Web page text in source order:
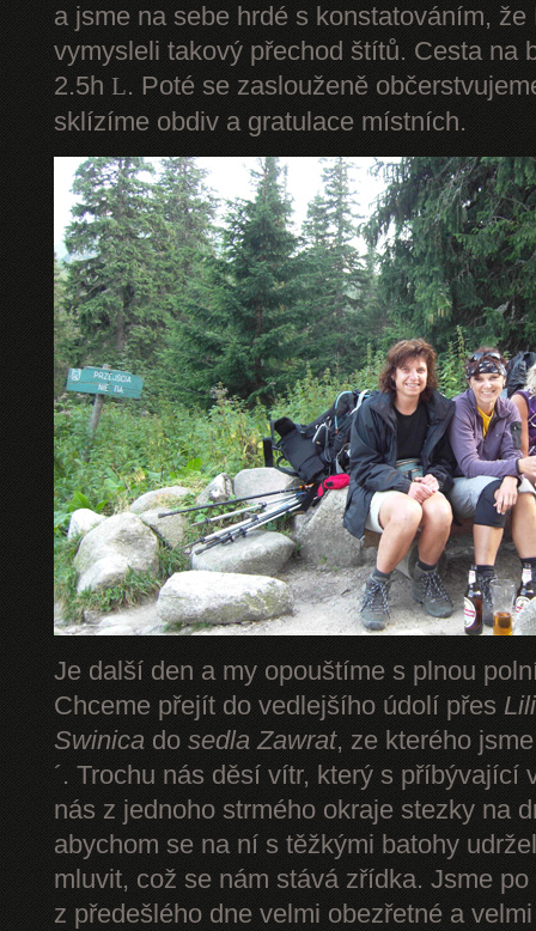
a jsme na sebe hrdé s konstatováním,
vymysleli takový přechod štítů. Cesta na
2.5h L. Poté se zaslouženě
sklízíme obdiv a gratulace místních.
Je další den a my opouštíme s plnou
Chceme přejít do vedlejšího údolí přes
Swinica do sedla Zawrat, ze kterého
´. Trochu nás děsí vítr, který s příbývající
nás z jednoho strmého okraje stezky na
abychom se na ní s těžkými batohy
mluvit, což se nám stává zřídka. Jsme
z předešlého dne velmi obezřetné a